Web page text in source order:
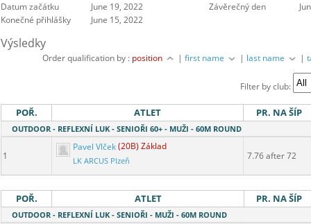
Datum začátku June 19, 2022 Závěrečný den
Konečné přihlášky
June 15, 2022
Výsledky
Order qualification by : position |first name | last name |
Filter by club:
POŘ. ATLET PR. NA ŠÍP
OUTDOOR - REFLEXNÍ LUK - SENIOŘI 60+ - MUŽI - 60M ROUND
1
Pavel Vlček(20B) Základ
LK ARCUS Plzeň 7.76 after 72
POŘ. ATLET PR. NA ŠÍP
OUTDOOR - REFLEXNÍ LUK - SENIOŘI - MUŽI - 60M ROUND